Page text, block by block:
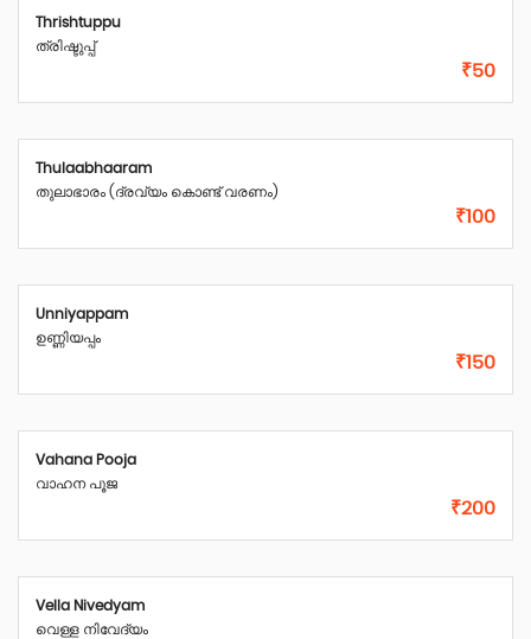
Thrishtuppu
ത്രിഷ്ടുപ്പ്
₹50
Thulaabhaaram
തുലാഭാരം (ദ്രവ്യം കൊണ്ട് വരണം)
₹100
Unniyappam
ഉണ്ണിയപ്പം
₹150
Vahana Pooja
വാഹന പൂജ
₹200
Vella Nivedyam
വെള്ള നിവേദ്യം